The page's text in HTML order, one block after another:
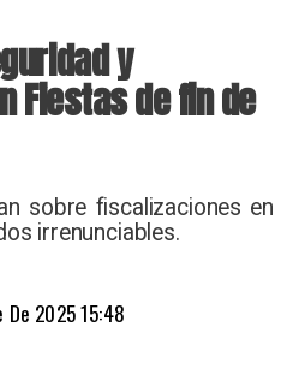
y
Fiestas de fin de
sobre fiscalizaciones en
irrenunciables.
De 2025 15:48